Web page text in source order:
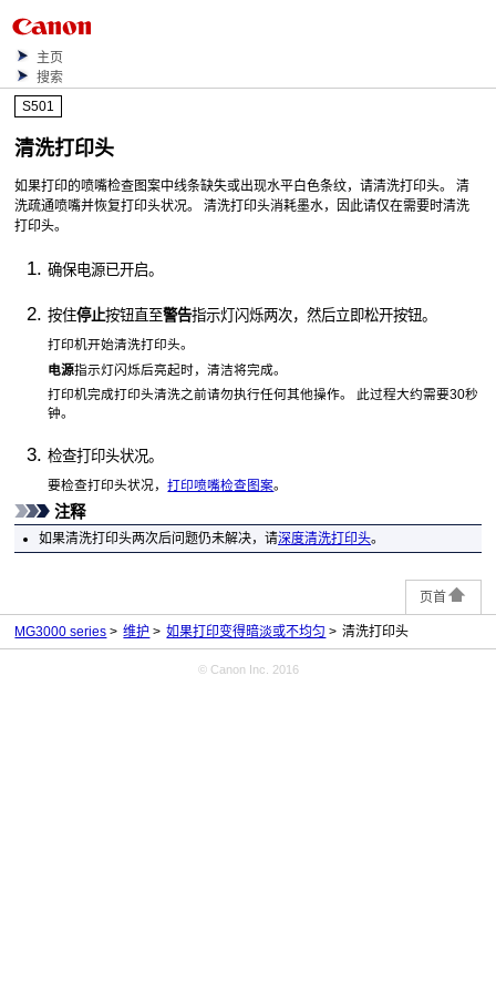
主页
搜索
S501
清洗打印头
如果打印的喷嘴检查图案中线条缺失或出现水平白色条纹，请清洗打印头。
清
洗疏通喷嘴并恢复打印头状况。
清洗打印头消耗墨水，因此请仅在需要时清洗
打印头。
确保电源已开启。
按住停止按钮直至警告指示灯闪烁两次，然后立即松开按钮。
打印机开始清洗打印头。
电源指示灯闪烁后亮起时，清洁将完成。
打印机完成打印头清洗之前请勿执行任何其他操作。
此过程大约需要30秒
钟。
检查打印头状况。
要检查打印头状况，打印喷嘴检查图案。
注释
如果清洗打印头两次后问题仍未解决，请深度清洗打印头。
页首
MG3000 series 维护 如果打印变得暗淡或不均匀 清洗打印头
© Canon Inc. 2016